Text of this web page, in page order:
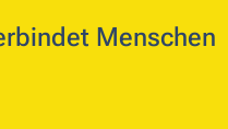
Menschen